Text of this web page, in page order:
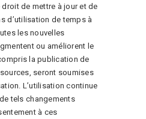
droit de mettre à jour et de
d’utilisation de temps à
les nouvelles
ou améliorent le
la publication de
seront soumises
L’utilisation continue
tels changements
à ces